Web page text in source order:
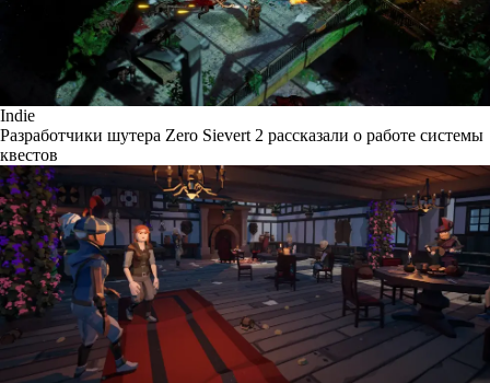
Indie
Разработчики шутера Zero Sievert 2 рассказали о работе системы
квестов